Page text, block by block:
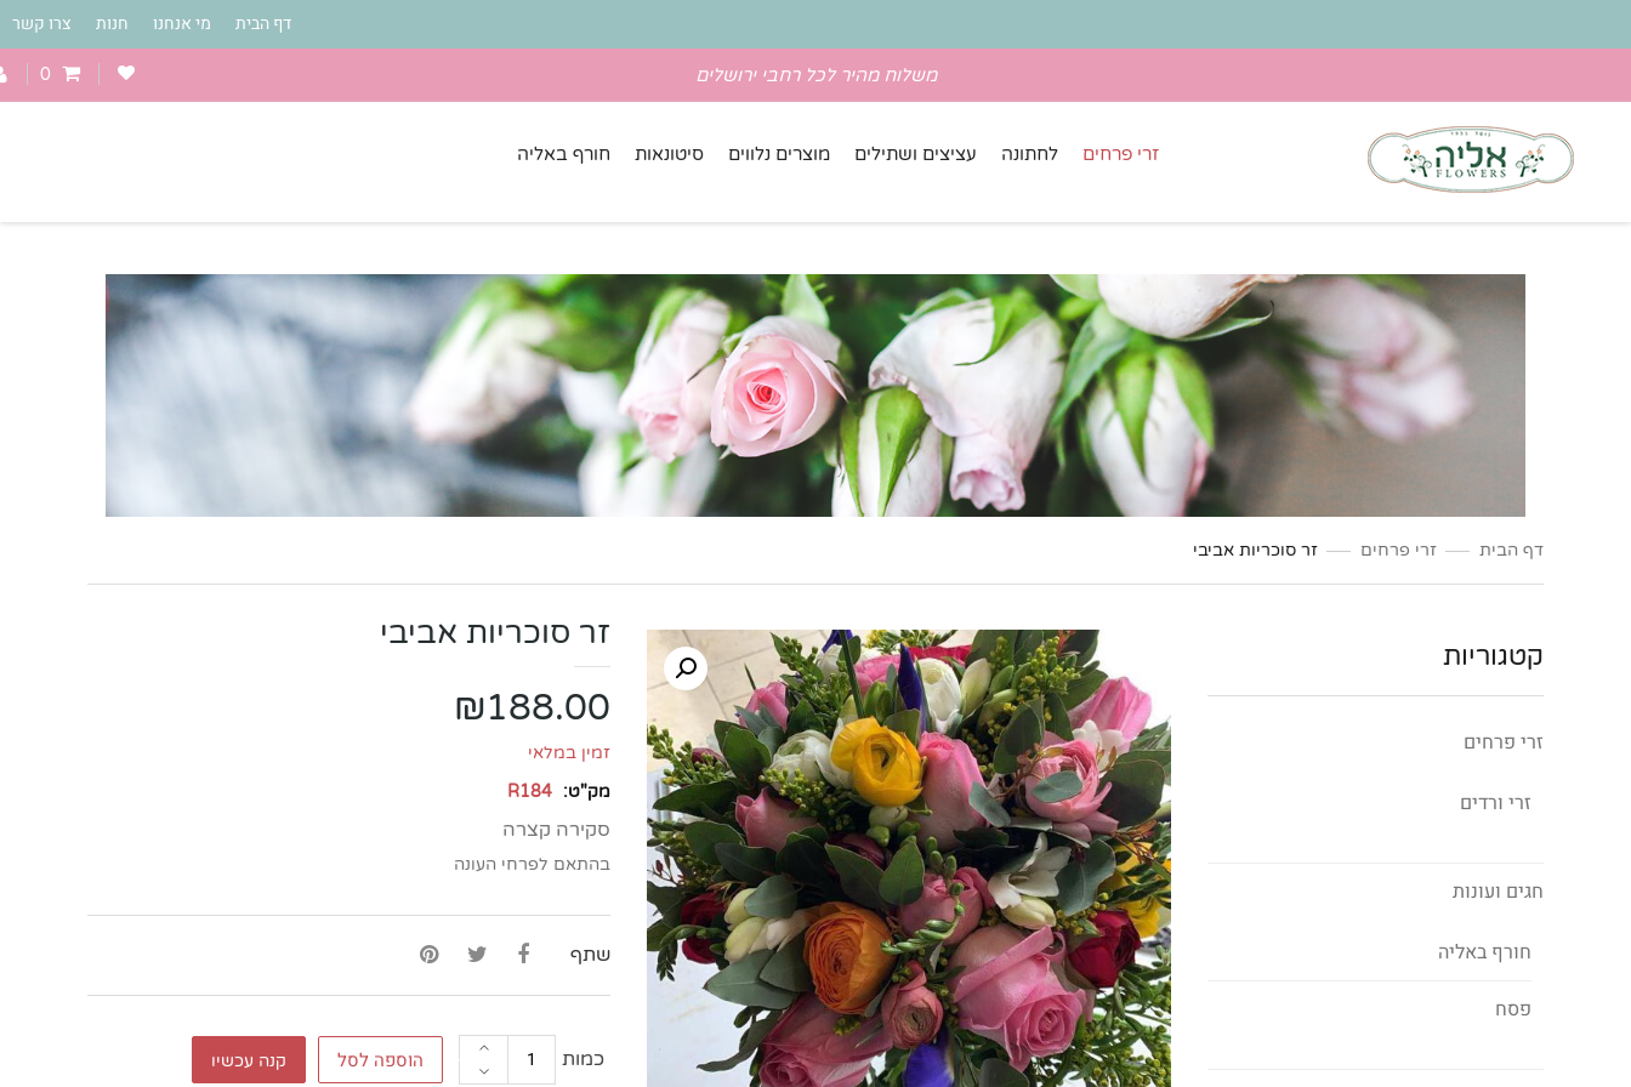
דף הבית מי אנחנו חנות צרו קשר
משלוח מהיר לכל רחבי ירושלים 0
זרי פרחים לחתונה עציצים ושתילים מוצרים נלווים סיטונאות חורף באליה
דף הבית זרי פרחים זר סוכריות אביבי
קטגוריות
זרי פרחים
זרי ורדים
חגים ועונות
חורף באליה
פסח
זר סוכריות אביבי
₪188.00
זמין במלאי
מק"ט: R184
סקירה קצרה
בהתאם לפרחי העונה
שתף
הוספה לסל קנה עכשיו